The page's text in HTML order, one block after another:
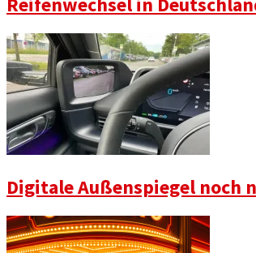
Digitale Außenspiegel noch